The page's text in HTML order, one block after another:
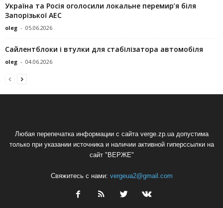
Україна та Росія оголосили локальне перемир’я біля
Запорізької АЕС
oleg - 05.06.2026
Сайлентблоки і втулки для стабілізатора автомобіля
oleg - 04.06.2026
Любая перепечатка информации с сайта verge.zp.ua допустима
только при указании источника и наличии активной гиперссылки на
сайт "ВЕРЖЕ"
Свяжитесь с нами: vergeua2@gmail.com